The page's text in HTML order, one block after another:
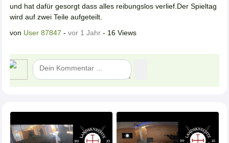
und hat dafür gesorgt dass alles reibungslos verlief.Der Spieltag
wird auf zwei Teile aufgeteilt.
von User 87847 - vor 1 Jahr - 16 Views